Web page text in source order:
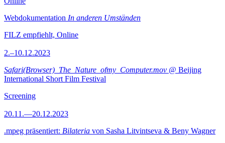
Webdokumentation In anderen Umständen
FILZ empfiehlt, Online
2.–10.12.2023
Safari(Browser)_The_Nature_ofmy_Computer.mov @ Beijing
International Short Film Festival
Screening
20.11.—20.12.2023
.mpeg präsentiert: Bilateria von Sasha Litvintseva & Beny Wagner